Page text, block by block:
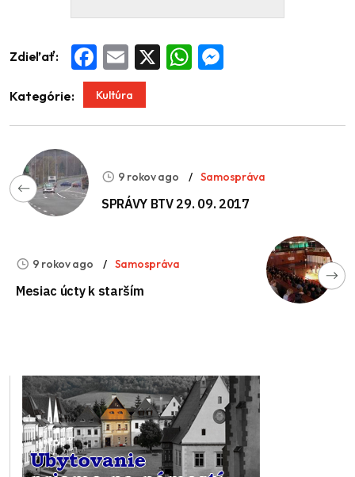
Zdieľať: Facebook
Email WhatsApp
Kategórie: Kultúra
9 rokov ago Samospráva
SPRÁVY BTV 29. 09. 2017
9 rokov ago Samospráva
Mesiac úcty k starším